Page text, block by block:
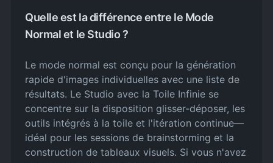
Quelle est la différence entre le Mode
Normal et le Studio ?
Le mode normal est conçu pour la génération
rapide d'images individuelles avec une liste de
résultats. Le Studio avec la Toile Infinie se
concentre sur la disposition glisser-déposer, les
outils intégrés à la toile et l'itération continue—
idéal pour les sessions de brainstorming et la
construction de tableaux visuels. Si vous n'avez